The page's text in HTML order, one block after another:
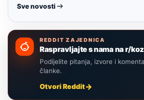
Sve novosti
REDDIT ZAJEDNICA
Raspravljajte s nama na r/
Podijelite pitanja, izvore i
članke.
Otvori Reddit